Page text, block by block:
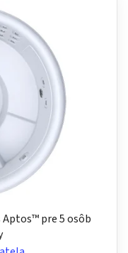
pre 5 osôb